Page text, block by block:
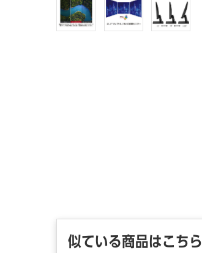
似ている商品はこちら